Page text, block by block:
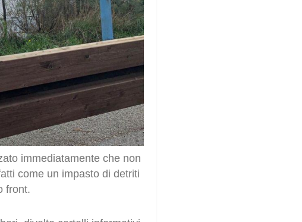
immediatamente che non
come un impasto di detriti
front.